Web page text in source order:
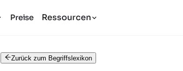
Preise Ressourcen
Zurück zum Begriffslexikon